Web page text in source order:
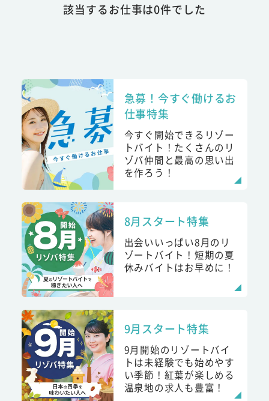
該当するお仕事は0件でした
急募！今すぐ働けるお
仕事特集
今すぐ開始できるリゾー
トバイト！たくさんのリ
ゾバ仲間と最高の思い出
を作ろう！
8月スタート特集
出会いいっぱい8月のリ
ゾートバイト！短期の夏
休みバイトはお早めに！
9月スタート特集
9月開始のリゾートバイ
トは未経験でも始めやす
い季節！紅葉が楽しめる
温泉地の求人も豊富！